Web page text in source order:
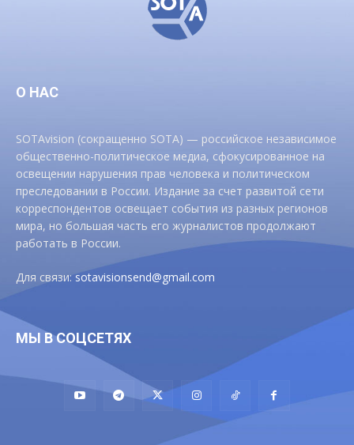
О НАС
SOTAvision (сокращенно SOTA) — российское независимое
общественно-политическое медиа, сфокусированное на
освещении нарушения прав человека и политическом
преследовании в России. Издание за счет развитой сети
корреспондентов освещает события из разных регионов
мира, но большая часть его журналистов продолжают
работать в России.
Для связи:sotavisionsend@gmail.com
МЫ В СОЦСЕТЯХ